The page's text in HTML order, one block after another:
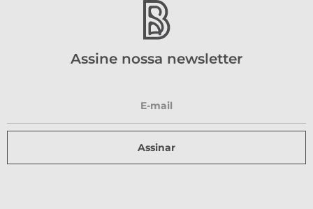
Assine nossa newsletter
Assinar